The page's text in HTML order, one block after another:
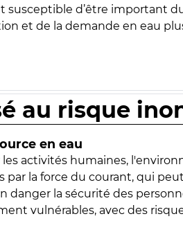
susceptible d’être important
et de la demande en eau
au risque
en eau
activités humaines,
la force du courant, qui
danger la sécurité des
vulnérables, avec des